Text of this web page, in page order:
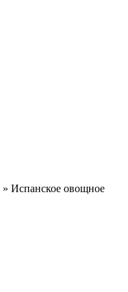
» Испанское овощное